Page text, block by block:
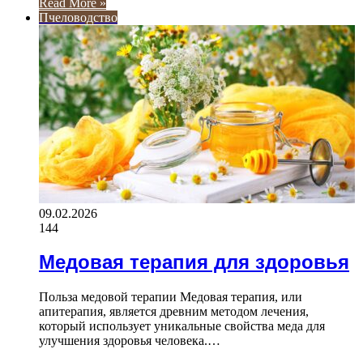
Пчеловодство
09.02.2026
144
Медовая терапия для здоровья
Польза медовой терапии Медовая терапия, или
апитерапия, является древним методом лечения,
который использует уникальные свойства меда для
улучшения здоровья человека.…